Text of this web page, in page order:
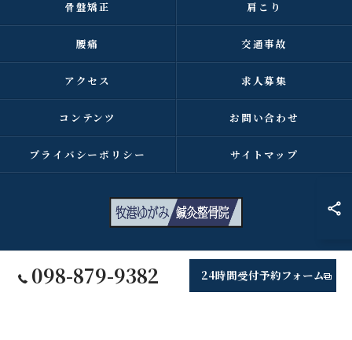
098-879-9382 24時間受付予約フォーム
骨盤矯正 肩こり
腰痛 交通事故
アクセス 求人募集
コンテンツ お問い合わせ
プライバシーポリシー サイトマップ
© 2026 沖縄県浦添市の整骨院なら牧港ゆがみ鍼灸整骨院 ALL RIGHTS
RESERVED.